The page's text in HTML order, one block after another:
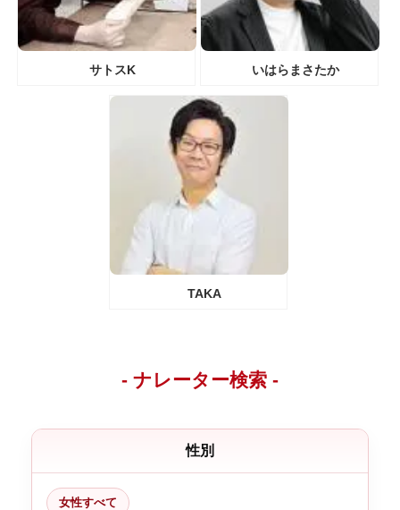
サトスK いはらまさたか
TAKA
- ナレーター検索 -
性別
女性すべて